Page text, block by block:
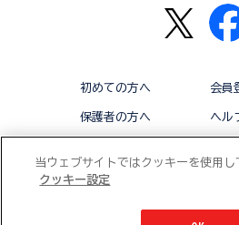
初めての方へ 会員
保護者の方へ ヘル
当ウェブサイトではクッキーを使用し
クッキー設定